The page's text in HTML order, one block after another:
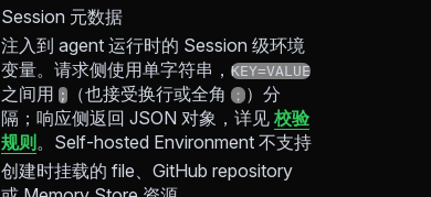
Session 元数据
注入到 agent 运行时的 Session 级环境
变量。请求侧使用单字符串， KEY=VALUE
之间用 ; （也接受换行或全角 ；）分
隔；响应侧返回 JSON 对象，详见 校验
规则。Self-hosted Environment 不支持
创建时挂载的 file、GitHub repository